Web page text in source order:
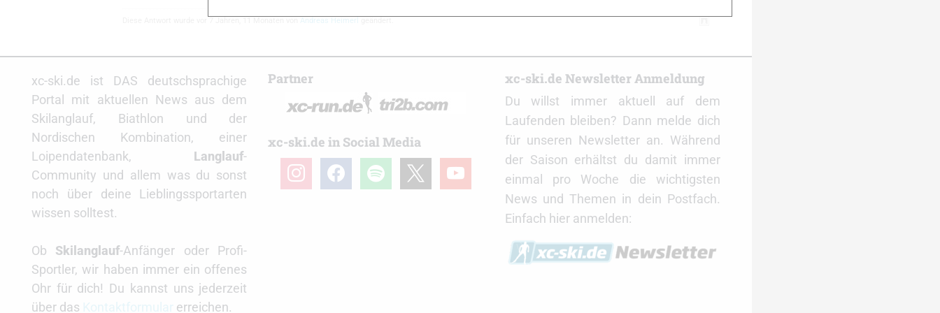
Andreas Heimerl
xc-ski.de ist DAS deutschsprachige
Portal mit aktuellen News aus dem
Skilanglauf, Biathlon und der
Nordischen Kombination, einer
Loipendatenbank, Langlauf-
Community und allem was du sonst
noch über deine Lieblingssportarten
wissen solltest.
Ob Skilanglauf-Anfänger oder Profi-
Sportler, wir haben immer ein offenes
Ohr für dich! Du kannst uns jederzeit
über das
erreichen.
Partner
xc-ski.de in Social Media
instagramfacebookspotify youtube
xc-ski.de Newsletter Anmeldung
Du willst immer aktuell auf dem
Laufenden bleiben? Dann melde dich
für unseren Newsletter an. Während
der Saison erhältst du damit immer
einmal pro Woche die wichtigsten
News und Themen in dein Postfach.
Einfach hier anmelden: